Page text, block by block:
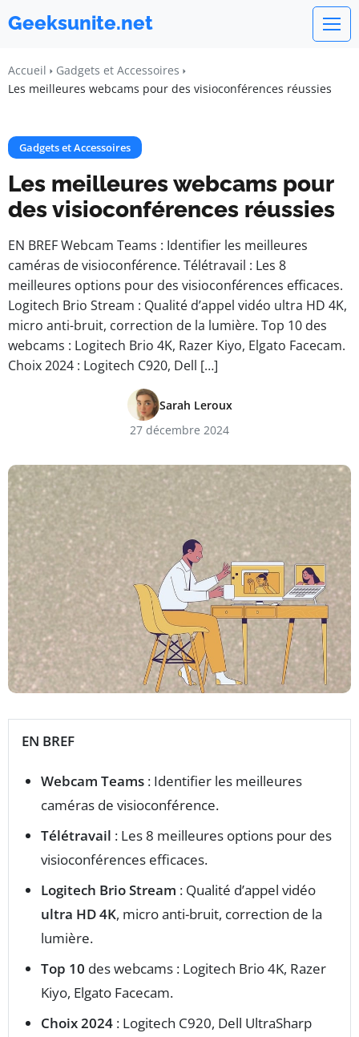
Geeksunite.net
Accueil
Gadgets et Accessoires
Les meilleures webcams pour des visioconférences réussies
Gadgets et Accessoires
Les meilleures webcams pour
des visioconférences réussies
EN BREF Webcam Teams : Identifier les meilleures
caméras de visioconférence. Télétravail : Les 8
meilleures options pour des visioconférences efficaces.
Logitech Brio Stream : Qualité d’appel vidéo ultra HD 4K,
micro anti-bruit, correction de la lumière. Top 10 des
webcams : Logitech Brio 4K, Razer Kiyo, Elgato Facecam.
Choix 2024 : Logitech C920, Dell […]
Sarah Leroux
27 décembre 2024
EN BREF
Webcam Teams : Identifier les meilleures
caméras de visioconférence.
Télétravail : Les 8 meilleures options pour des
visioconférences efficaces.
Logitech Brio Stream : Qualité d’appel vidéo
ultra HD 4K, micro anti-bruit, correction de la
lumière.
Top 10 des webcams : Logitech Brio 4K, Razer
Kiyo, Elgato Facecam.
Choix 2024 : Logitech C920, Dell UltraSharp